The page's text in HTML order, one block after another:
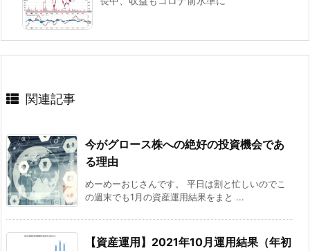
関連記事
今がグロース株への絶好の投資機会であ
る理由
めーめーおじさんです。 平日は割と忙しいのでこ
の週末でも1月の資産運用結果をまと ...
【資産運用】2021年10月運用結果（年初